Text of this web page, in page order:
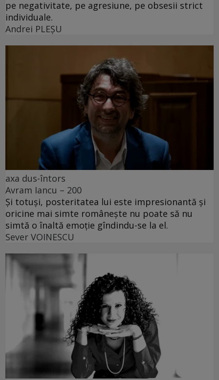
pe negativitate, pe agresiune, pe obsesii strict
individuale.
Andrei PLEŞU
axa dus-întors
Avram Iancu – 200
Și totuși, posteritatea lui este impresionantă și
oricine mai simte românește nu poate să nu
simtă o înaltă emoție gîndindu-se la el.
Sever VOINESCU